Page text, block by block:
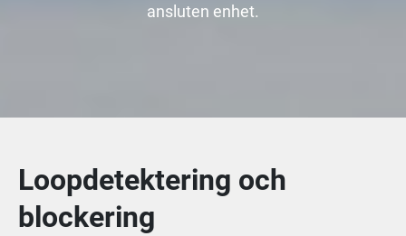
ansluten enhet.
Loopdetektering och
blockering